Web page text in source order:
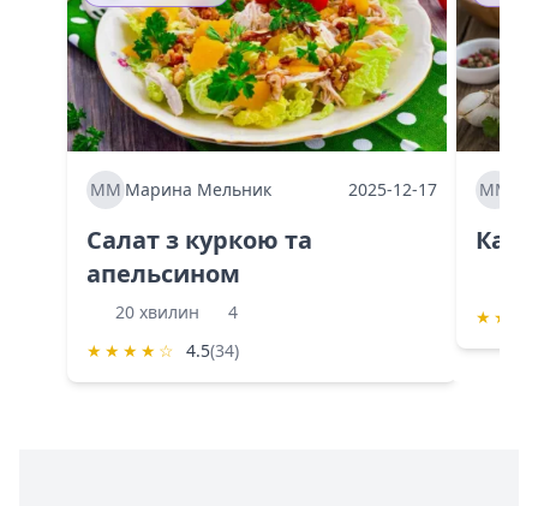
ММ Марина Мельник 2025-12-17
Салат з куркою та
апельсином
20 хвилин
4
★ ★ ★ ★ ☆ 4.5(34)
ММ
★ ★